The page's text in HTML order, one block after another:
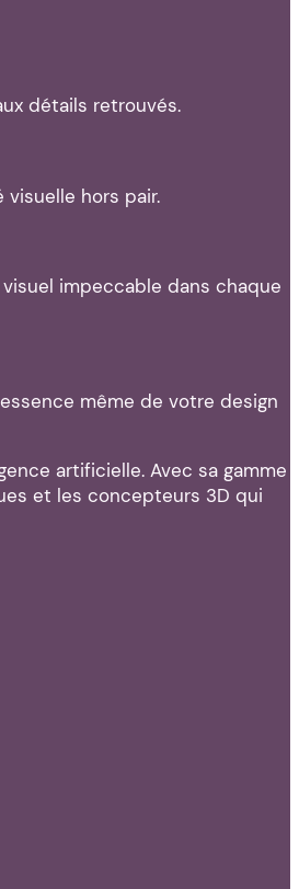
détails retrouvés.
hors pair.
impeccable dans chaque
même de votre design
artificielle. Avec sa gamme
et les concepteurs 3D qui